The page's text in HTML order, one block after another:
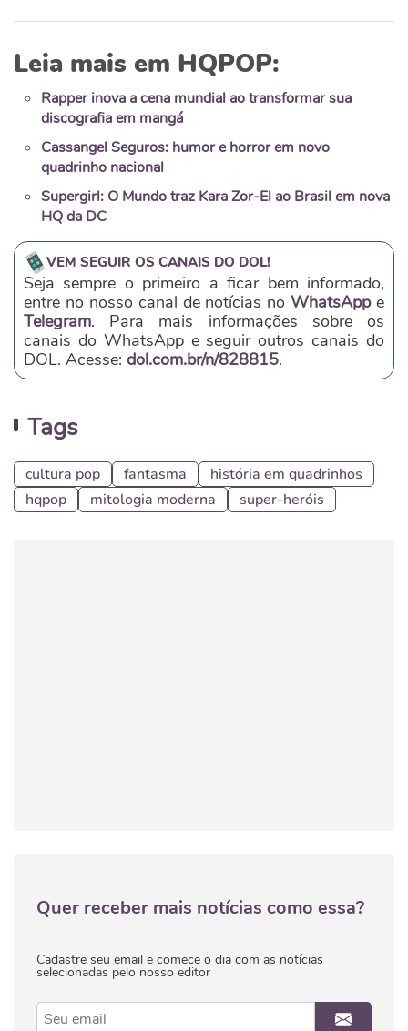
Leia mais em HQPOP:
Rapper inova a cena mundial ao transformar sua
discografia em mangá
Cassangel Seguros: humor e horror em novo
quadrinho nacional
Supergirl: O Mundo traz Kara Zor-El ao Brasil em nova
HQ da DC
VEM SEGUIR OS CANAIS DO DOL!
Seja sempre o primeiro a ficar bem informado,
entre no nosso canal de notícias noWhatsAppe
Telegram. Para mais informações sobre os
canais do WhatsApp e seguir outros canais do
DOL. Acesse: dol.com.br/n/828815.
Tags
cultura pop fantasma
história em quadrinhos
hqpop
mitologia moderna super-heróis
Quer receber mais notícias como essa?
Cadastre seu email e comece o dia com as notícias
selecionadas pelo nosso editor